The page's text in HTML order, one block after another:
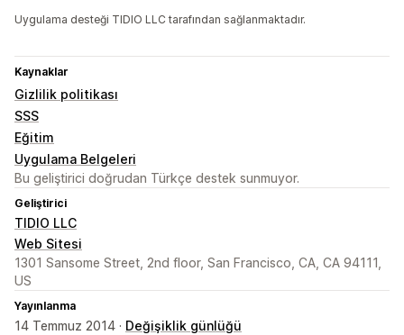
Uygulama desteği TIDIO LLC tarafından sağlanmaktadır.
Kaynaklar
Gizlilik politikası
SSS
Eğitim
Uygulama Belgeleri
Bu geliştirici doğrudan Türkçe destek sunmuyor.
Geliştirici
TIDIO LLC
Web Sitesi
1301 Sansome Street, 2nd floor, San Francisco, CA, CA 94111,
US
Yayınlanma
14 Temmuz 2014 · Değişiklik günlüğü